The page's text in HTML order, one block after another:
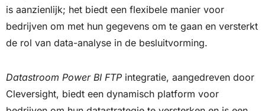
is aanzienlijk; het biedt een flexibele manier voor
bedrijven om met hun gegevens om te gaan en versterkt
de rol van data-analyse in de besluitvorming.
Datastroom Power BI FTP integratie, aangedreven door
Cleversight, biedt een dynamisch platform voor